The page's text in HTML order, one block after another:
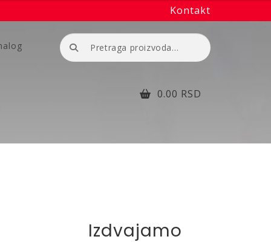
Kontakt
Pretraga
za:
0.00 RSD
Izdvajamo